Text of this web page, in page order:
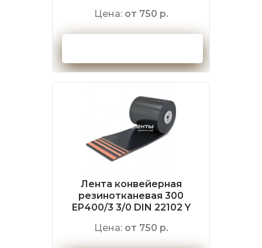
Цена: от 750 р.
Лента конвейерная
резинотканевая 300
EP400/3 3/0 DIN 22102 Y
Цена: от 750 р.